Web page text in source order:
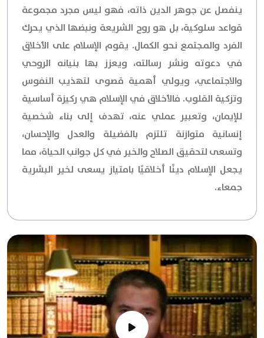
ينفصل عن جوهر الدين ذاته، فهو ليس مجرد مجموعة
قواعد سلوكية، بل هو روح الشريعة ونبضها الذي يحرك
الفرد والمجتمع نحو الكمال. يقوم الإسلام على الأخلاق
في دعوته ونشر رسالته، ويعزز بها بنيانه الروحي
والاجتماعي، ويولي أهمية قصوى لتهذيب النفوس
وتزكية القلوب. فالأخلاق في الإسلام هي ركيزة أساسية
للإيمان، وتعبير عملي عنه، تهدف إلى بناء شخصية
إنسانية متوازنة تلتزم بالفضيلة والعدل والإحسان،
وتسعى لتحقيق الصلاح والخير في كل جوانب الحياة، مما
يجعل الإسلام دينًا أخلاقيًا بامتياز يسعى لخير البشرية
جمعاء.